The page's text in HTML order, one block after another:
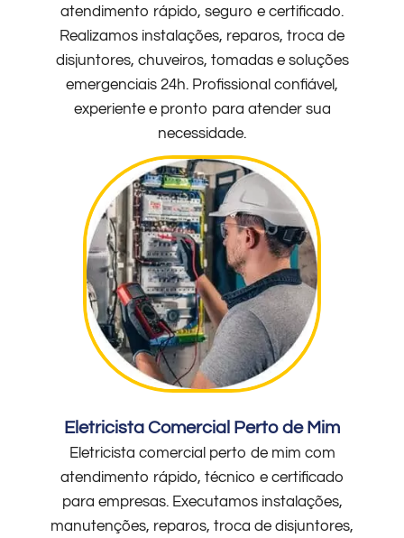
atendimento rápido, seguro e certificado.
Realizamos instalações, reparos, troca de
disjuntores, chuveiros, tomadas e soluções
emergenciais 24h. Profissional confiável,
experiente e pronto para atender sua
necessidade.
Eletricista Comercial Perto de Mim
Eletricista comercial perto de mim com
atendimento rápido, técnico e certificado
para empresas. Executamos instalações,
manutenções, reparos, troca de disjuntores,